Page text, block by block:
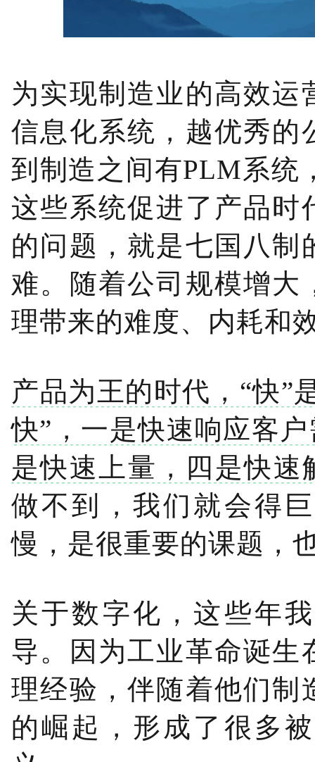
为实现制造业的高效运
信息化系统，越优秀的
到制造之间有PLM系统
这些系统促进了产品时
的问题，就是七国八制
难。随着公司规模增大
理带来的难度、内耗和
产品为王的时代，“快”
快”，一是快速响应客
是快速上量，四是快速
做不到，我们就会得
慢，是很重要的课题，
关于数字化，这些年
导。因为工业革命诞生
理经验，伴随着他们制
的崛起，形成了很多